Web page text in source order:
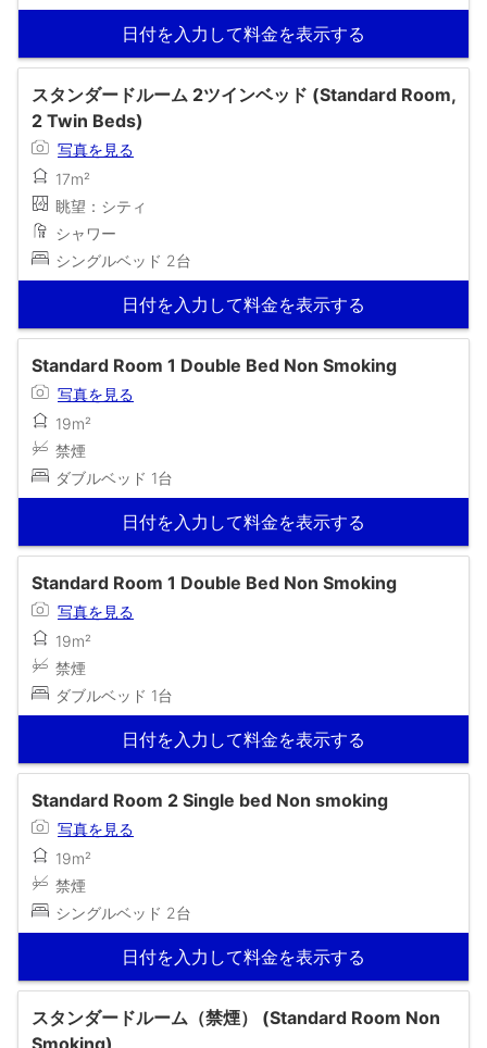
日付を入力して料金を表示する
スタンダードルーム 2ツインベッド (Standard Room,
2 Twin Beds)
写真を見る
17m²
眺望：シティ
シャワー
シングルベッド 2台
日付を入力して料金を表示する
Standard Room 1 Double Bed Non Smoking
写真を見る
19m²
禁煙
ダブルベッド 1台
日付を入力して料金を表示する
Standard Room 1 Double Bed Non Smoking
写真を見る
19m²
禁煙
ダブルベッド 1台
日付を入力して料金を表示する
Standard Room 2 Single bed Non smoking
写真を見る
19m²
禁煙
シングルベッド 2台
日付を入力して料金を表示する
スタンダードルーム（禁煙） (Standard Room Non
Smoking)